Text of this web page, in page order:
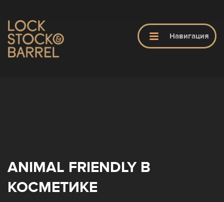
Навигация
ОБУЧЕНИЕ
ANIMAL FRIENDLY В
КОСМЕТИКЕ